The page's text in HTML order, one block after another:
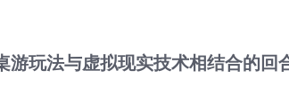
玩法与虚拟现实技术相结合的回